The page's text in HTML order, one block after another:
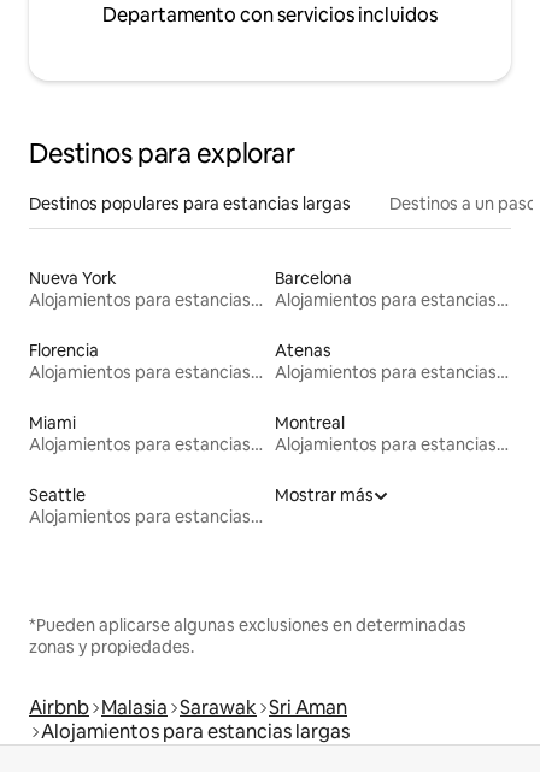
Departamento con servicios incluidos
Destinos para explorar
Destinos populares para estancias largas Destinos a un
Nueva York
Alojamientos para estancias largas
Barcelona
Alojamientos para estancias largas
Florencia
Alojamientos para estancias largas
Atenas
Alojamientos para estancias largas
Miami
Alojamientos para estancias largas
Montreal
Alojamientos para estancias largas
Seattle
Alojamientos para estancias largas
Mostrar más
*Pueden aplicarse algunas exclusiones en determinadas
zonas y propiedades.
Airbnb Malasia Sarawak Sri Aman
Alojamientos para estancias largas